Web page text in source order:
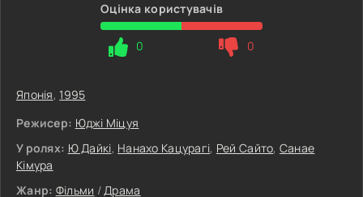
Оцінка користувачів
0 0
Японія,1995
Режисер: Юджі Міцуя
У ролях: Ю Дайкі, Нанахо Кацурагі, Рей Сайто, Санае
Кімура
Жанр: Фільми /Драма